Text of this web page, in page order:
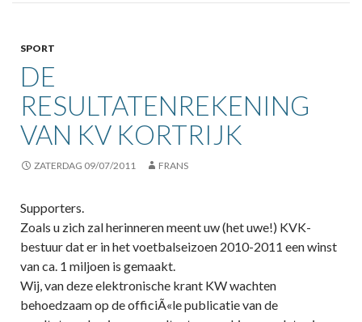
SPORT
DE
RESULTATENREKENING
VAN KV KORTRIJK
ZATERDAG 09/07/2011 FRANS
Supporters.
Zoals u zich zal herinneren meent uw (het uwe!) KVK-
bestuur dat er in het voetbalseizoen 2010-2011 een winst
van ca. 1 miljoen is gemaakt.
Wij, van deze elektronische krant KW wachten
behoedzaam op de officiÃ«le publicatie van de